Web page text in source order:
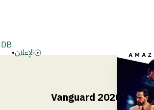
الإعلان•
Vanguard 2020